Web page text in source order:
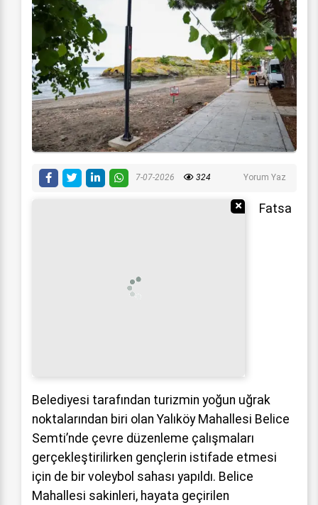
7-07-2026 324 Yorum Yaz
Reklamı Gizle
Fatsa
Belediyesi tarafından turizmin yoğun uğrak
noktalarından biri olan Yalıköy Mahallesi Belice
Semti’nde çevre düzenleme çalışmaları
gerçekleştirilirken gençlerin istifade etmesi
için de bir voleybol sahası yapıldı. Belice
Mahallesi sakinleri, hayata geçirilen